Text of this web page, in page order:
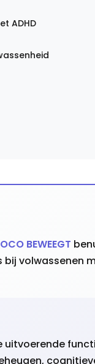
ADHD
BEWEEGT
volwassenen
uitvoerende